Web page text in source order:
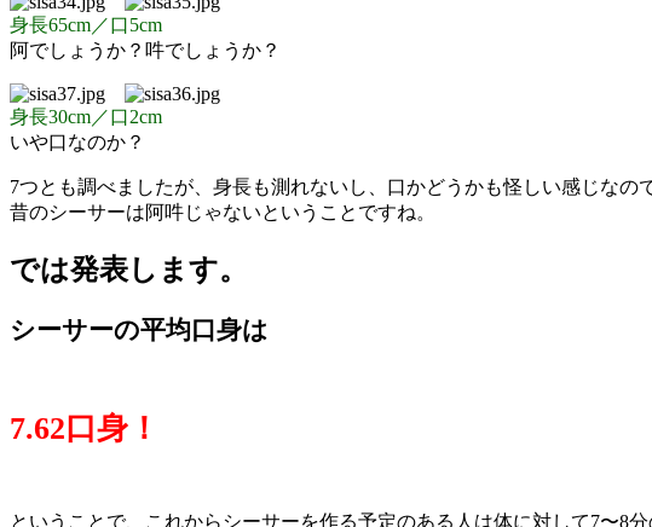
身長65cm／口5cm
阿でしょうか？吽でしょうか？
身長30cm／口2cm
いや口なのか？
7つとも調べましたが、身長も測れないし、口かどうかも怪しい感じなの
昔のシーサーは阿吽じゃないということですね。
では発表します。
シーサーの平均口身は
7.62口身！
ということで、これからシーサーを作る予定のある人は体に対して7〜8